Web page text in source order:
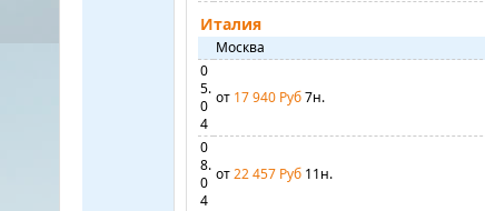
Италия
Москва
0
5.
0
4
от 17 940 Руб7н.
0
8.
0
4
от22 457 Руб 11н.